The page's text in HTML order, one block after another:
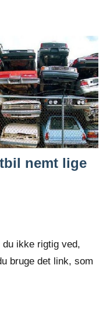
nemt lige
ikke rigtig ved,
bruge det link, som